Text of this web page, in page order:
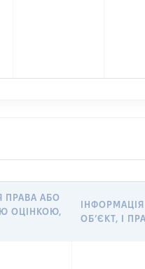
ПРАВА АБО
ОЦІНКОЮ,
ОБ’ЄКТ, І